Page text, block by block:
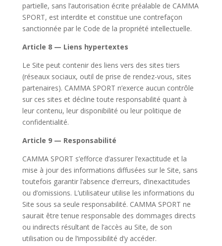
partielle, sans l’autorisation écrite préalable de CAMMA
SPORT, est interdite et constitue une contrefaçon
sanctionnée par le Code de la propriété intellectuelle.
Article 8 — Liens hypertextes
Le Site peut contenir des liens vers des sites tiers
(réseaux sociaux, outil de prise de rendez-vous, sites
partenaires). CAMMA SPORT n’exerce aucun contrôle
sur ces sites et décline toute responsabilité quant à
leur contenu, leur disponibilité ou leur politique de
confidentialité.
Article 9 — Responsabilité
CAMMA SPORT s’efforce d’assurer l’exactitude et la
mise à jour des informations diffusées sur le Site, sans
toutefois garantir l’absence d’erreurs, d’inexactitudes
ou d’omissions. L’utilisateur utilise les informations du
Site sous sa seule responsabilité. CAMMA SPORT ne
saurait être tenue responsable des dommages directs
ou indirects résultant de l’accès au Site, de son
utilisation ou de l’impossibilité d’y accéder.